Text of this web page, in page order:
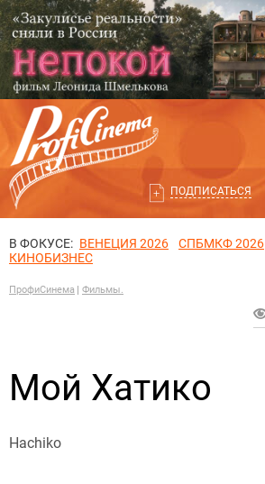
ПОДПИСАТЬСЯ
В ФОКУСЕ: ВЕНЕЦИЯ 2026 СПБМКФ 2026
КИНОБИЗНЕС
ПрофиСинема Фильмы.
Мой Хатико
Hachiko